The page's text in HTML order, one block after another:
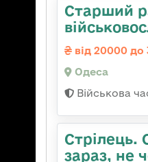
Старший
від 20000 до
Одеса
Військова
Стрілець.
зараз, не